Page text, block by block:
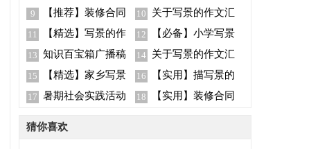
模板锦集五篇
范文汇总十篇
9
【推荐】装修合同
范文集锦9篇
10
关于写景的作文汇
总九篇
11
【精选】写景的作
文汇总七篇
12
【必备】小学写景
作文四篇
13 知识百宝箱广播稿 14
关于写景的作文汇
总8篇
15
【精选】家乡写景
的作文八篇
16
【实用】描写景的
作文300字九篇
17 暑期社会实践活动
18
【实用】装修合同
猜你喜欢